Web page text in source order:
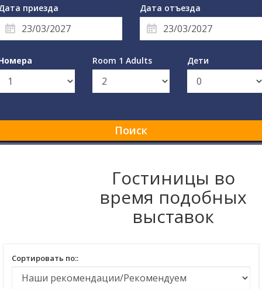
приезда Дата отъезда
Room 1 Adults Дети
Поиск
Гостиницы во
время подобных
выставок
Сортировать по::